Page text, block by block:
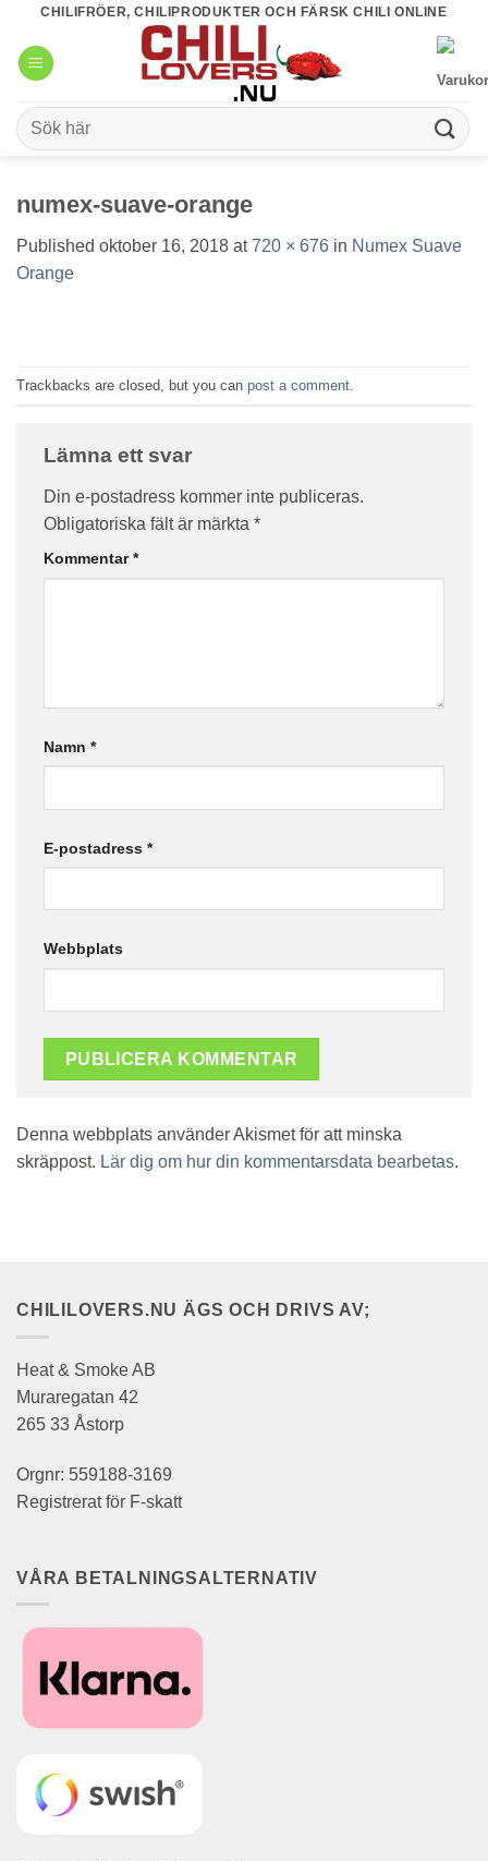
content
CHILIFRÖER, CHILIPRODUKTER OCH FÄRSK CHILI ONLINE
Sök
efter:
numex-suave-orange
Published oktober 16, 2018 at720 × 676 in Numex Suave
Orange
Trackbacks are closed, but you can post a comment
Lämna ett svar
Din e-postadress kommer inte publiceras.
Obligatoriska fält är märkta *
Kommentar*
Namn *
E-postadress *
Webbplats
Denna webbplats använder Akismet för att minska
skräppost. Lär dig om hur din kommentarsdata bearbetas.
CHILILOVERS.NU ÄGS OCH DRIVS AV;
Heat & Smoke AB
Muraregatan 42
265 33 Åstorp
Orgnr: 559188-3169
Registrerat för F-skatt
VÅRA BETALNINGSALTERNATIV